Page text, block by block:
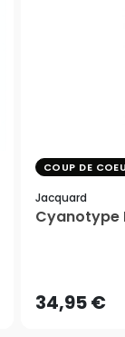
COUP DE
Jacquard
Cyanotype
34,95 €